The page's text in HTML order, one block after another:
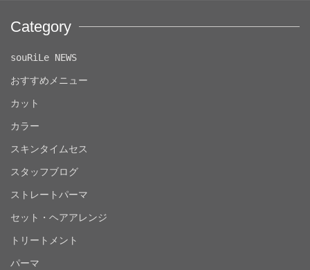
Category
souRiLe NEWS
おすすめメニュー
カット
カラー
スキンタイムセス
スタッフブログ
ストレートパーマ
セット・ヘアアレンジ
トリートメント
パーマ